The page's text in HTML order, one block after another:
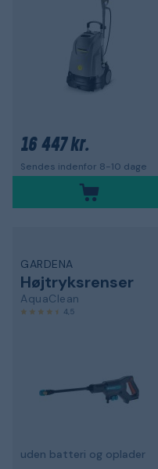
16 447 kr.
Sendes indenfor 8-10 dage
GARDENA
Højtryksrenser
AquaClean
4,5
uden batteri og oplader